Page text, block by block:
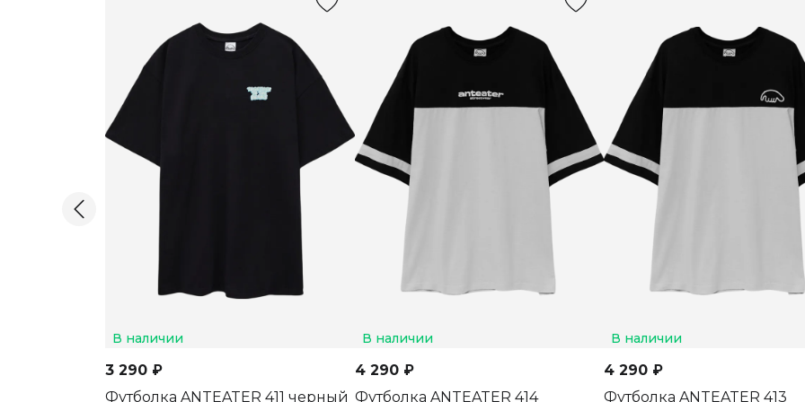
В наличии
3 290 ₽
Футболка ANTEATER 411 черный
В наличии
4 290 ₽
Футболка ANTEATER 414
В наличии
4 290 ₽
Футболка ANTEATER 413